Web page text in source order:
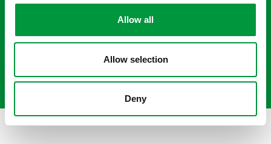
Allow all
Allow selection
Deny
aanbieden waarin paralympische
onderdelen de volledige aandacht
krijgen.''
- Hans Kloosterman